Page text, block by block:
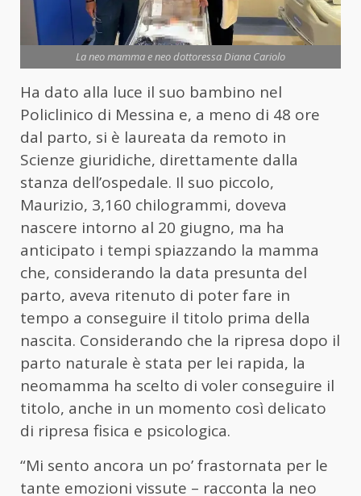
La neo mamma e neo dottoressa Diana Cariolo
Ha dato alla luce il suo bambino nel
Policlinico di Messina e, a meno di 48 ore
dal parto, si è laureata da remoto in
Scienze giuridiche, direttamente dalla
stanza dell’ospedale. Il suo piccolo,
Maurizio, 3,160 chilogrammi, doveva
nascere intorno al 20 giugno, ma ha
anticipato i tempi spiazzando la mamma
che, considerando la data presunta del
parto, aveva ritenuto di poter fare in
tempo a conseguire il titolo prima della
nascita. Considerando che la ripresa dopo il
parto naturale è stata per lei rapida, la
neomamma ha scelto di voler conseguire il
titolo, anche in un momento così delicato
di ripresa fisica e psicologica.
“Mi sento ancora un po’ frastornata per le
tante emozioni vissute – racconta la neo